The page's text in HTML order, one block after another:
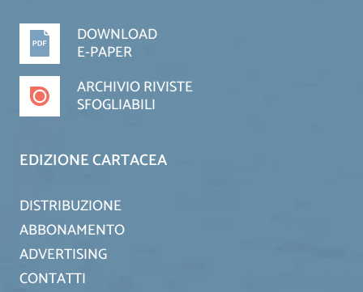
DOWNLOAD
E-PAPER
ARCHIVIO RIVISTE
SFOGLIABILI
EDIZIONE CARTACEA
DISTRIBUZIONE
ABBONAMENTO
ADVERTISING
CONTATTI